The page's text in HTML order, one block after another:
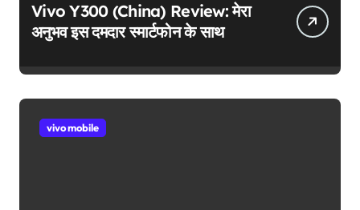
Vivo Y300 (China) Review: मेरा
अनुभव इस दमदार स्मार्टफोन के साथ
vivo mobile